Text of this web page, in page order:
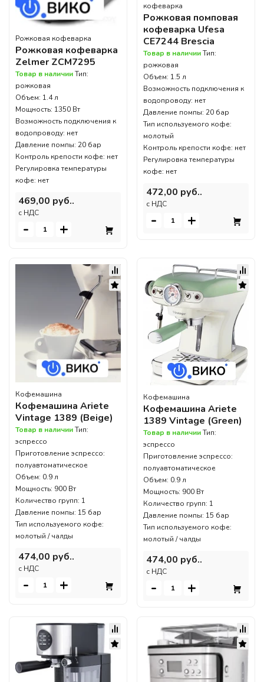
Рожковая кофеварка
Рожковая кофеварка
Zelmer ZCM7295
Товар в наличииТип:
рожковая
Объем: 1.4 л
Мощность: 1350 Вт
Возможность подключения к
водопроводу: нет
Давление помпы: 20 бар
Контроль крепости кофе: нет
Регулировка температуры
кофе: нет
469,00 руб..
c НДС
- +
кофеварка
Рожковая помповая
кофеварка Ufesa
CE7244 Brescia
Товар в наличииТип:
рожковая
Объем: 1.5 л
Возможность подключения к
водопроводу: нет
Давление помпы: 20 бар
Тип используемого кофе:
молотый
Контроль крепости кофе: нет
Регулировка температуры
кофе: нет
472,00 руб..
c НДС
- +
Кофемашина
Кофемашина Ariete
Vintage 1389 (Beige)
Товар в наличииТип:
эспрессо
Приготовление эспрессо:
полуавтоматическое
Объем: 0.9 л
Мощность: 900 Вт
Количество групп: 1
Давление помпы: 15 бар
Тип используемого кофе:
молотый / чалды
474,00 руб..
c НДС
- +
Кофемашина
Кофемашина Ariete
1389 Vintage (Green)
Товар в наличииТип:
эспрессо
Приготовление эспрессо:
полуавтоматическое
Объем: 0.9 л
Мощность: 900 Вт
Количество групп: 1
Давление помпы: 15 бар
Тип используемого кофе:
молотый / чалды
474,00 руб..
c НДС
- +